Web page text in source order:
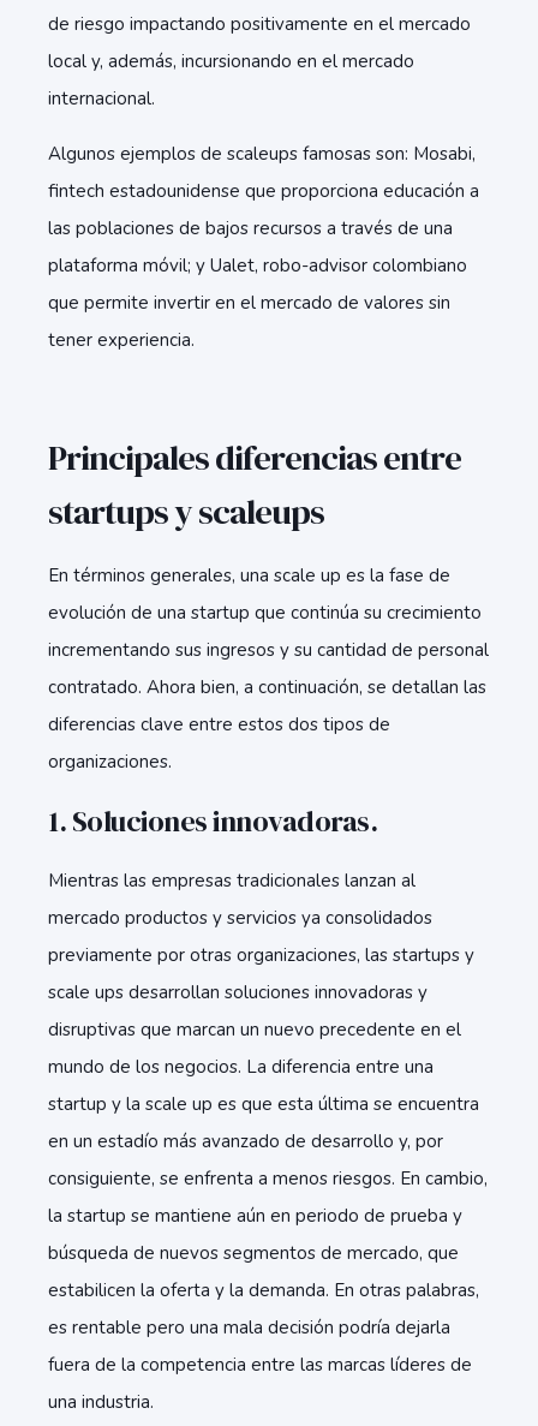
de riesgo impactando positivamente en el mercado
local y, además, incursionando en el mercado
internacional.
Algunos ejemplos de scaleups famosas son: Mosabi,
fintech estadounidense que proporciona educación a
las poblaciones de bajos recursos a través de una
plataforma móvil; y Ualet, robo-advisor colombiano
que permite invertir en el mercado de valores sin
tener experiencia.
Principales diferencias entre
startups y scaleups
En términos generales, una scale up es la fase de
evolución de una startup que continúa su crecimiento
incrementando sus ingresos y su cantidad de personal
contratado. Ahora bien, a continuación, se detallan las
diferencias clave entre estos dos tipos de
organizaciones.
1. Soluciones innovadoras.
Mientras las empresas tradicionales lanzan al
mercado productos y servicios ya consolidados
previamente por otras organizaciones, las startups y
scale ups desarrollan soluciones innovadoras y
disruptivas que marcan un nuevo precedente en el
mundo de los negocios. La diferencia entre una
startup y la scale up es que esta última se encuentra
en un estadío más avanzado de desarrollo y, por
consiguiente, se enfrenta a menos riesgos. En cambio,
la startup se mantiene aún en periodo de prueba y
búsqueda de nuevos segmentos de mercado, que
estabilicen la oferta y la demanda. En otras palabras,
es rentable pero una mala decisión podría dejarla
fuera de la competencia entre las marcas líderes de
una industria.